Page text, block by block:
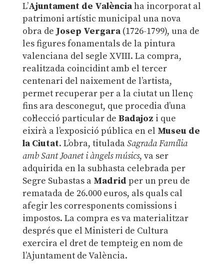
L’Ajuntament de Valènciaha incorporat al
patrimoni artístic municipal una nova
obra de Josep Vergara(1726-1799), una de
les figures fonamentals de la pintura
valenciana del segle XVIII. La compra,
realitzada coincidint amb el tercer
centenari del naixement de l’artista,
permet recuperar per a la ciutat un llenç
fins ara desconegut, que procedia d’una
col·lecció particular de Badajoz i que
eixirà a l’exposició pública en el Museu de
la Ciutat. L’obra, tituladaSagrada Família
amb Sant Joanet i àngels músics, va ser
adquirida en la subhasta celebrada per
Segre Subastas a Madrid per un preu de
rematada de 26.000 euros, als quals cal
afegir les corresponents comissions i
impostos. La compra es va materialitzar
després que el Ministeri de Cultura
exercira el dret de tempteig en nom de
l’Ajuntament de València.